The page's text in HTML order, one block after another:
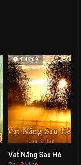
4:46:09
Vạt Nắng Sau Hè